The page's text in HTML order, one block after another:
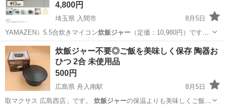
4,800円
埼玉県 入間市
8月5日
YAMAZEN）5.5合炊きマイコン炊飯ジャー（定価：10,980円）です。
内…
埼玉 入間市 キッチン家電
炊飯ジャー不要◎ご飯を美味しく保存 陶器お
ひつ 2合 未使用品
500円
広島県 舟入南駅
8月5日
取マクサス 広島西店」です。 炊飯ジャーの保温よりも美味しくご飯を